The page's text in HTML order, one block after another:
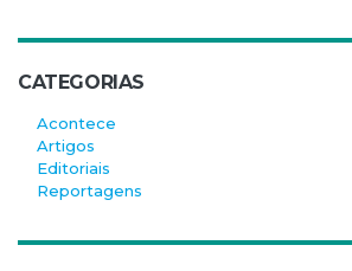
CATEGORIAS
Acontece
Artigos
Editoriais
Reportagens